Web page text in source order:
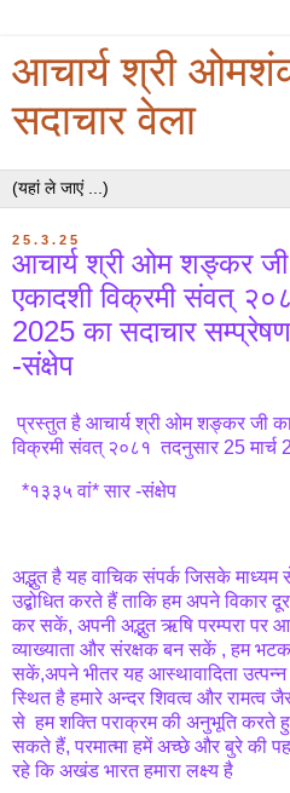
आचार्य श्री
सदाचार वेला
25.3.25
आचार्य श्री ओम शङ्कर
एकादशी विक्रमी संवत्
2025 का सदाचार
-संक्षेप
प्रस्तुत है आचार्य श्री ओम शङ्कर जी
विक्रमी संवत् २०८१ तदनुसार 25 मार्च
*१३३५ वां* सार -संक्षेप
अद्भुत है यह वाचिक संपर्क जिसके माध्यम
उद्बोधित करते हैं ताकि हम अपने विकार
कर सकें, अपनी अद्भुत ऋषि परम्परा पर
व्याख्याता और संरक्षक बन सकें , हम
सकें,अपने भीतर यह आस्थावादिता उत्पन्न
स्थित है हमारे अन्दर शिवत्व और रामत्व
से हम शक्ति पराक्रम की अनुभूति करते
सकते हैं, परमात्मा हमें अच्छे और बुरे की
रहे कि अखंड भारत हमारा लक्ष्य है